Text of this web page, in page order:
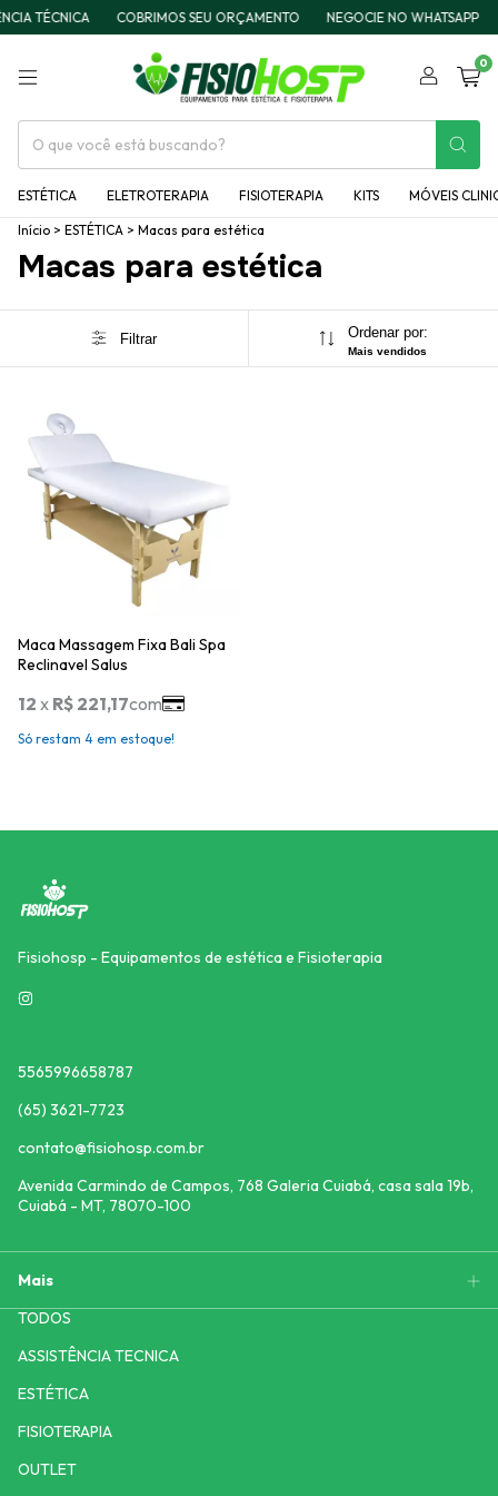
TÉCNICA COBRIMOS SEU ORÇAMENTO NEGOCIE NO WHATSAPP
0
ESTÉTICA ELETROTERAPIA FISIOTERAPIA KITS MÓVEIS
Início > ESTÉTICA > Macas para estética
Macas para estética
Filtrar Ordenar por:
Mais vendidos
Maca Massagem Fixa Bali Spa
Reclinavel Salus
Só restam 4 em estoque!
Fisiohosp - Equipamentos de estética e Fisioterapia
5565996658787
(65) 3621-7723
contato@fisiohosp.com.br
Avenida Carmindo de Campos, 768 Galeria Cuiabá, casa sala 19b,
Cuiabá - MT, 78070-100
Mais
TODOS
ASSISTÊNCIA TECNICA
ESTÉTICA
FISIOTERAPIA
OUTLET